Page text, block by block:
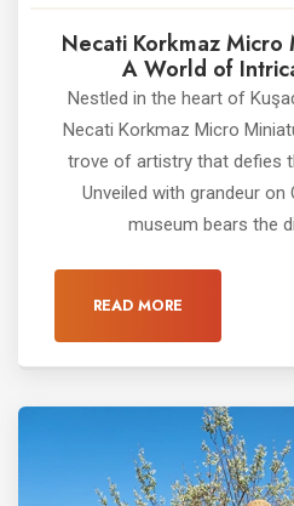
Necati Korkmaz Micro
A World of
Nestled in the heart of
Necati Korkmaz Micro
trove of artistry that defies
Unveiled with grandeur on
museum bears the
READ MORE